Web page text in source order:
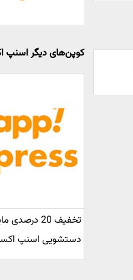
کوپن‌های دیگر اسنپ
تخفیف 20 درصدی
دستشویی اسنپ